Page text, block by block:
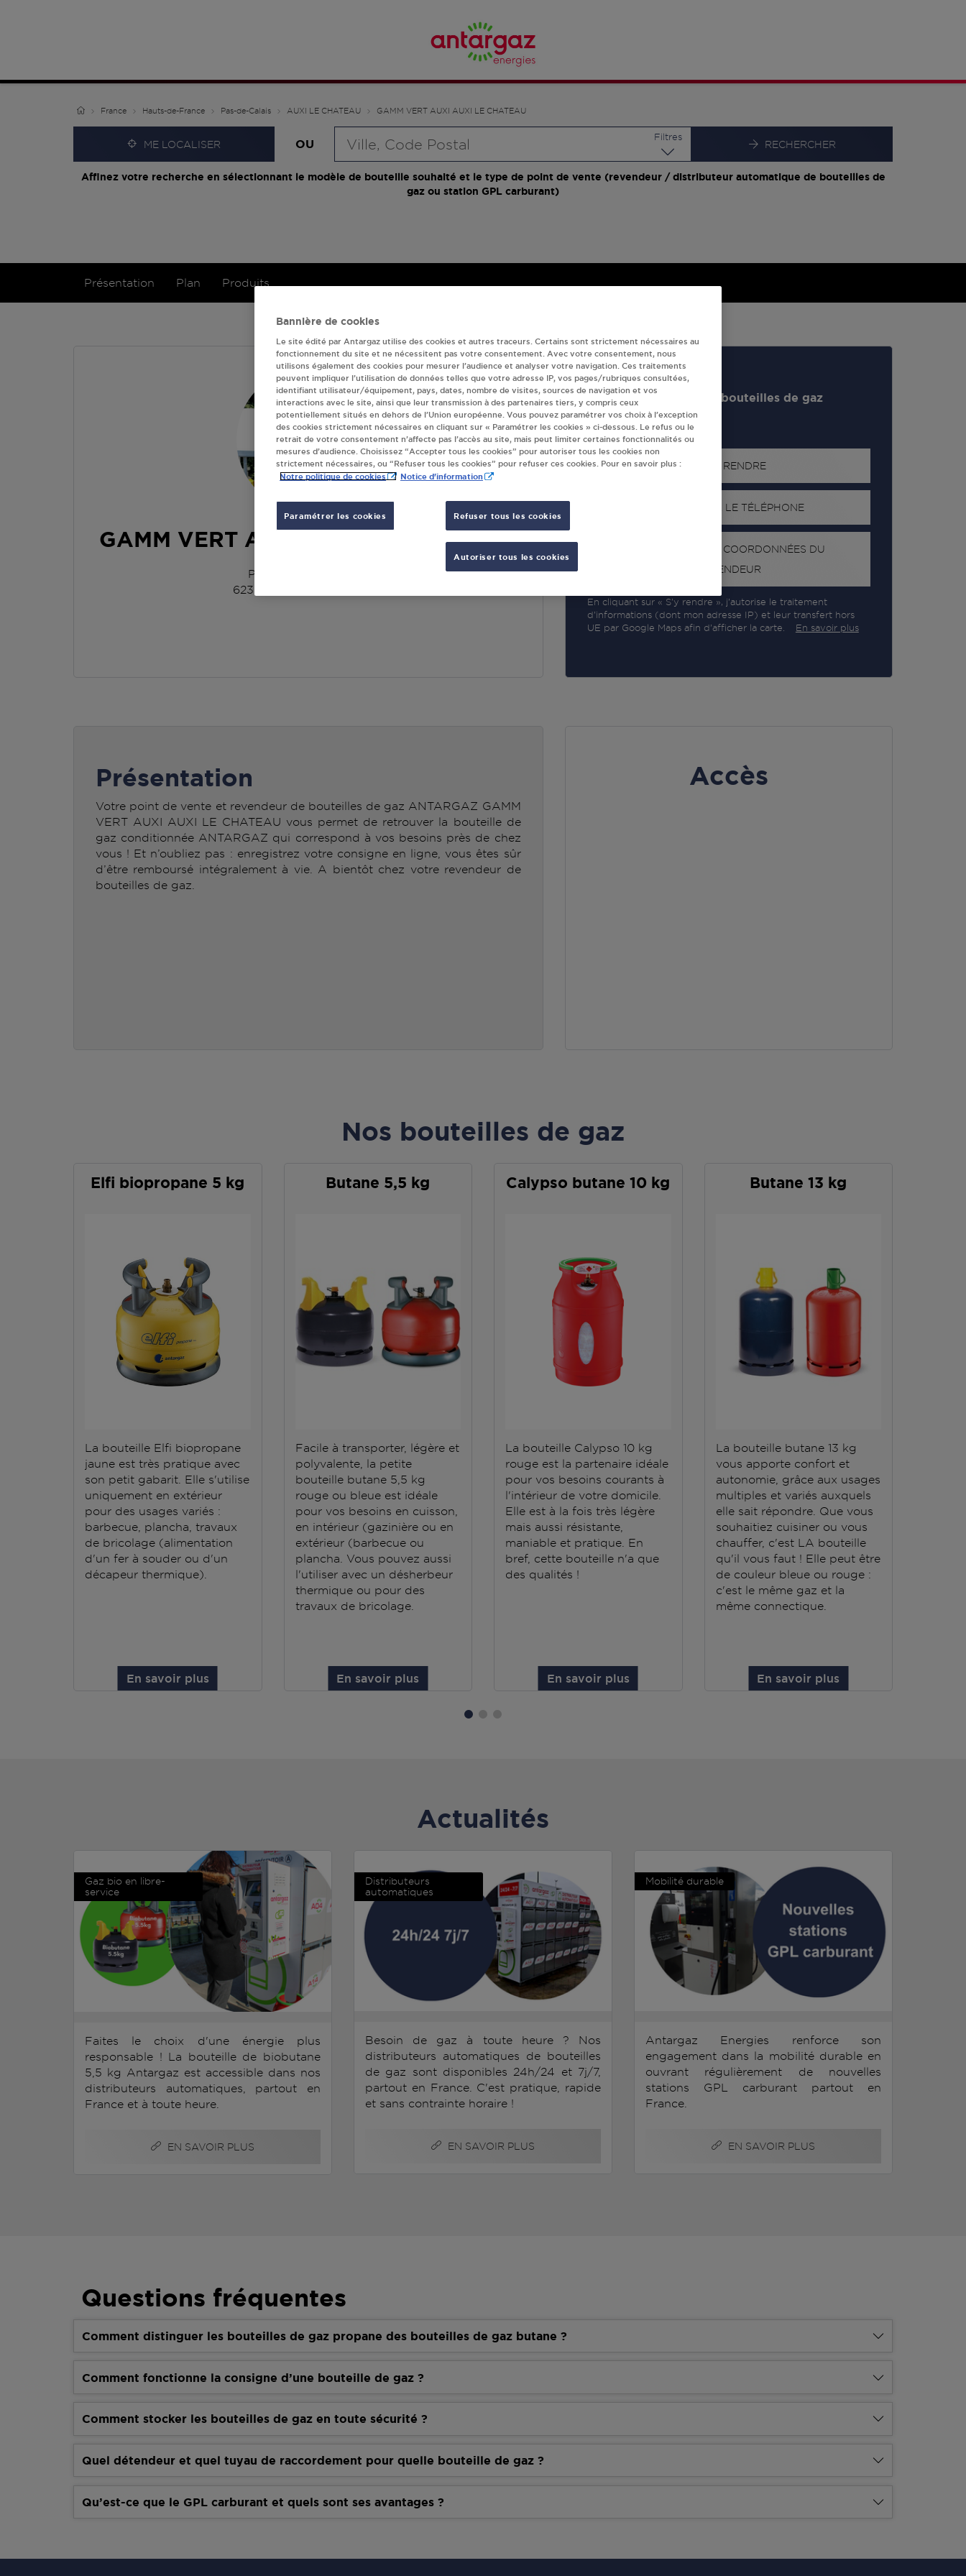
France Hauts-de-France Pas-de-Calais AUXI LE CHATEAU GAMM VERT AUXI AUXI LE CHATEAU
ME LOCALISER OU
Filtres
RECHERCHER
Affinez votre recherche en sélectionnant le modèle de bouteille souhaité et le type de point de vente (revendeur / distributeur automatique de bouteilles de
gaz ou station GPL carburant)
Présentation Plan Produits
GAMM VERT AUXI AUXI LE CHATEAU
PLACE DE LA GARE
62390
Revendeur de bouteilles de gaz
S'Y RENDRE
AFFICHER LE TÉLÉPHONE
RECEVOIR LES COORDONNÉES DU
REVENDEUR
En cliquant sur « S’y rendre », j’autorise le traitement
d’informations (dont mon adresse IP) et leur transfert hors
UE par Google Maps afin d’afficher la carte.
En savoir plus
Accès
Présentation
Votre point de vente et revendeur de bouteilles de gaz ANTARGAZ GAMM
VERT AUXI AUXI LE CHATEAU vous permet de retrouver la bouteille de
gaz conditionnée ANTARGAZ qui correspond à vos besoins près de chez
vous ! Et n’oubliez pas : enregistrez votre consigne en ligne, vous êtes sûr
d’être remboursé intégralement à vie. A bientôt chez votre revendeur de
bouteilles de gaz.
Nos bouteilles de gaz
Elfi biopropane 5 kg
La bouteille Elfi biopropane
jaune est très pratique avec
son petit gabarit. Elle s'utilise
uniquement en extérieur
pour des usages variés :
barbecue, plancha, travaux
de bricolage (alimentation
d'un fer à souder ou d'un
décapeur thermique).
En savoir plus
Butane 5,5 kg
Facile à transporter, légère et
polyvalente, la petite
bouteille butane 5,5 kg
rouge ou bleue est idéale
pour vos besoins en cuisson,
en intérieur (gazinière ou en
extérieur (barbecue ou
plancha. Vous pouvez aussi
l'utiliser avec un désherbeur
thermique ou pour des
travaux de bricolage.
En savoir plus
Calypso butane 10 kg
La bouteille Calypso 10 kg
rouge est la partenaire idéale
pour vos besoins courants à
l'intérieur de votre domicile.
Elle est à la fois très légère
mais aussi résistante,
maniable et pratique. En
bref, cette bouteille n'a que
des qualités !
En savoir plus
Butane 13 kg
La bouteille butane 13 kg
vous apporte confort et
autonomie, grâce aux usages
multiples et variés auxquels
elle sait répondre. Que vous
souhaitiez cuisiner ou vous
chauffer, c'est LA bouteille
qu'il vous faut ! Elle peut être
de couleur bleue ou rouge :
c'est le même gaz et la
même connectique.
En savoir plus
Actualités
Gaz bio en libre-
service
Faites le choix d'une énergie plus
responsable ! La bouteille de biobutane
5,5 kg Antargaz est accessible dans nos
distributeurs automatiques, partout en
France et à toute heure.
EN SAVOIR PLUS
Distributeurs
automatiques
Besoin de gaz à toute heure ? Nos
distributeurs automatiques de bouteilles
de gaz sont disponibles 24h/24 et 7j/7,
partout en France. C'est pratique, rapide
et sans contrainte horaire !
EN SAVOIR PLUS
Mobilité durable
Antargaz Energies renforce son
engagement dans la mobilité durable en
ouvrant régulièrement de nouvelles
stations GPL carburant partout en
France.
EN SAVOIR PLUS
Questions fréquentes
Comment distinguer les bouteilles de gaz propane des bouteilles de gaz butane ?
Comment fonctionne la consigne d’une bouteille de gaz ?
Comment stocker les bouteilles de gaz en toute sécurité ?
Quel détendeur et quel tuyau de raccordement pour quelle bouteille de gaz ?
Qu’est-ce que le GPL carburant et quels sont ses avantages ?
Bannière de cookies
Le site édité par Antargaz utilise des cookies et autres traceurs. Certains sont strictement nécessaires au
fonctionnement du site et ne nécessitent pas votre consentement. Avec votre consentement, nous
utilisons également des cookies pour mesurer l’audience et analyser votre navigation. Ces traitements
peuvent impliquer l’utilisation de données telles que votre adresse IP, vos pages/rubriques consultées,
identifiant utilisateur/équipement, pays, dates, nombre de visites, sources de navigation et vos
interactions avec le site, ainsi que leur transmission à des partenaires tiers, y compris ceux
potentiellement situés en dehors de l’Union européenne. Vous pouvez paramétrer vos choix à l’exception
des cookies strictement nécessaires en cliquant sur « Paramétrer les cookies » ci-dessous. Le refus ou le
retrait de votre consentement n’affecte pas l’accès au site, mais peut limiter certaines fonctionnalités ou
mesures d’audience. Choisissez “Accepter tous les cookies” pour autoriser tous les cookies non
strictement nécessaires, ou “Refuser tous les cookies” pour refuser ces cookies. Pour en savoir plus :
Notre politique de cookies Notice d'information
Paramétrer les cookies Refuser tous les cookies
Autoriser tous les cookies